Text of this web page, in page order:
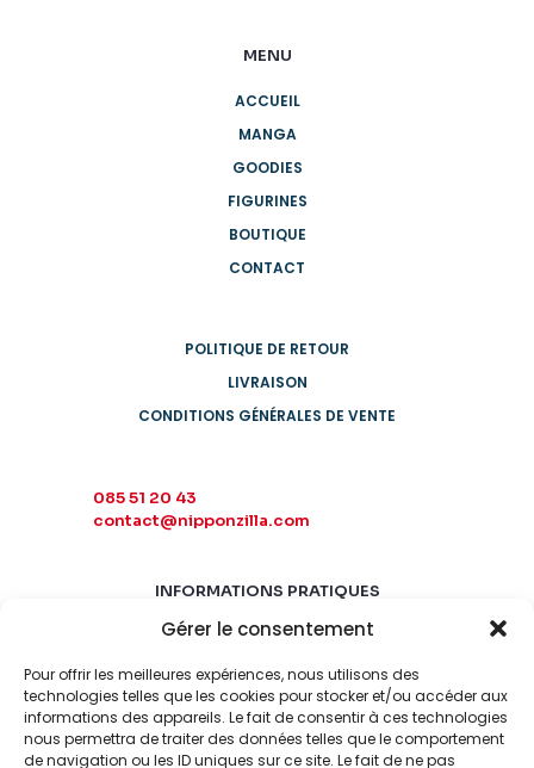
Gérer le consentement
Pour offrir les meilleures expériences, nous utilisons des
technologies telles que les cookies pour stocker et/ou accéder aux
informations des appareils. Le fait de consentir à ces technologies
nous permettra de traiter des données telles que le comportement
de navigation ou les ID uniques sur ce site. Le fait de ne pas
MENU
ACCUEIL
MANGA
GOODIES
FIGURINES
BOUTIQUE
CONTACT
POLITIQUE DE RETOUR
LIVRAISON
CONDITIONS GÉNÉRALES DE VENTE
085 51 20 43
contact@nipponzilla.com
INFORMATIONS PRATIQUES
MARDI-SAMEDI
LUNDI-DIMANCHE
FERMÉ